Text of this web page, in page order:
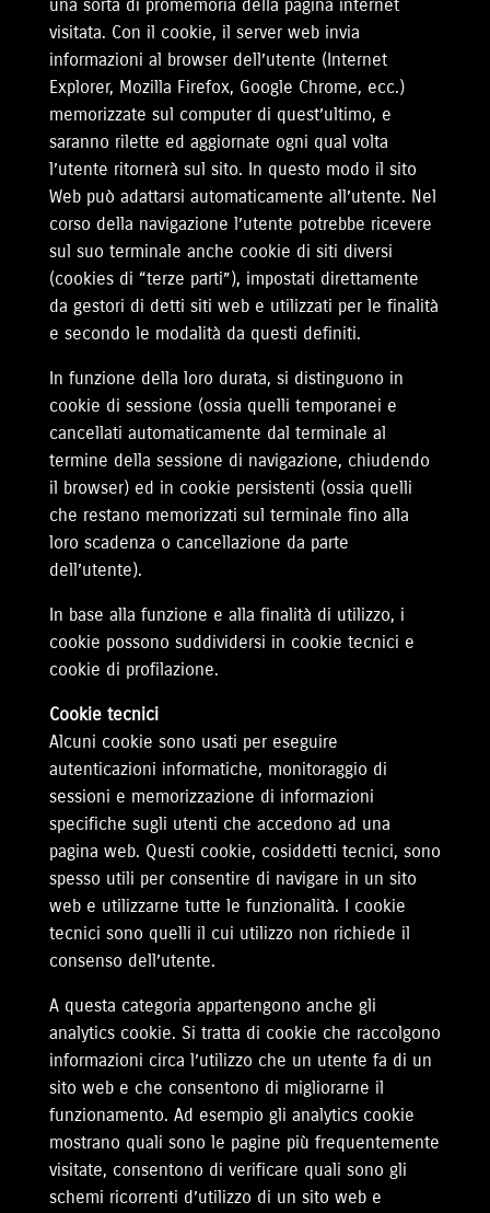
una sorta di promemoria della pagina internet
visitata. Con il cookie, il server web invia
informazioni al browser dell’utente (Internet
Explorer, Mozilla Firefox, Google Chrome, ecc.)
memorizzate sul computer di quest’ultimo, e
saranno rilette ed aggiornate ogni qual volta
l’utente ritornerà sul sito. In questo modo il sito
Web può adattarsi automaticamente all’utente. Nel
corso della navigazione l’utente potrebbe ricevere
sul suo terminale anche cookie di siti diversi
(cookies di “terze parti”), impostati direttamente
da gestori di detti siti web e utilizzati per le finalità
e secondo le modalità da questi definiti.
In funzione della loro durata, si distinguono in
cookie di sessione (ossia quelli temporanei e
cancellati automaticamente dal terminale al
termine della sessione di navigazione, chiudendo
il browser) ed in cookie persistenti (ossia quelli
che restano memorizzati sul terminale fino alla
loro scadenza o cancellazione da parte
dell’utente).
In base alla funzione e alla finalità di utilizzo, i
cookie possono suddividersi in cookie tecnici e
cookie di profilazione.
Cookie tecnici
Alcuni cookie sono usati per eseguire
autenticazioni informatiche, monitoraggio di
sessioni e memorizzazione di informazioni
specifiche sugli utenti che accedono ad una
pagina web. Questi cookie, cosiddetti tecnici, sono
spesso utili per consentire di navigare in un sito
web e utilizzarne tutte le funzionalità. I cookie
tecnici sono quelli il cui utilizzo non richiede il
consenso dell’utente.
A questa categoria appartengono anche gli
analytics cookie. Si tratta di cookie che raccolgono
informazioni circa l’utilizzo che un utente fa di un
sito web e che consentono di migliorarne il
funzionamento. Ad esempio gli analytics cookie
mostrano quali sono le pagine più frequentemente
visitate, consentono di verificare quali sono gli
schemi ricorrenti d’utilizzo di un sito web e